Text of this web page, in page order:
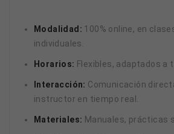
Modalidad: 100% online, en
individuales.
Horarios: Flexibles, adaptados a
Interacción: Comunicación
instructor en tiempo real.
Materiales: Manuales, prácticas